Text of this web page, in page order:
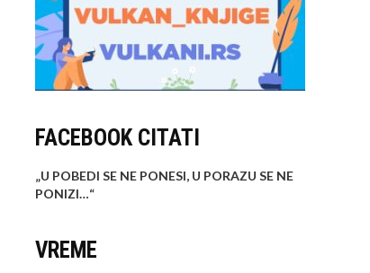
FACEBOOK CITATI
„U POBEDI SE NE PONESI, U PORAZU SE NE
PONIZI…“
VREME